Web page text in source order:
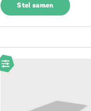
Stel samen